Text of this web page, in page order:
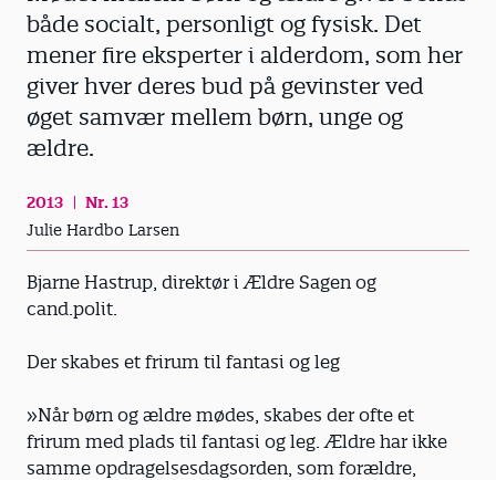
både socialt, personligt og fysisk. Det
mener fire eksperter i alderdom, som her
giver hver deres bud på gevinster ved
øget samvær mellem børn, unge og
ældre.
2013
Nr. 13
Julie Hardbo Larsen
Bjarne Hastrup, direktør i Ældre Sagen og
cand.polit.
Der skabes et frirum til fantasi og leg
»Når børn og ældre mødes, skabes der ofte et
frirum med plads til fantasi og leg. Ældre har ikke
samme opdragelsesdagsorden, som forældre,